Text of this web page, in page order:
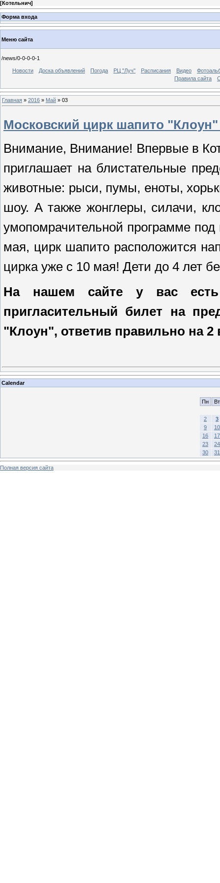
[Котельнич]
Форма входа
Меню сайта
/news/0-0-0-0-1
Новости Доска объявлений Погода РЦ "Луч" Расписания Видео
Правила сайта
Главная » 2016 » Май » 03
Московский цирк шапито
Внимание, Внимание! Впервые в
приглашает на блистательные
животные: рыси, пумы, еноты,
шоу. А также жонглеры, силачи,
умопомрачительной программе
мая, цирк шапито расположится
цирка уже с 10 мая! Дети до 4 лет
На нашем сайте у вас есть
пригласительный билет на
"Клоун", ответив правильно на
Calendar
Пн Вт
2
3
9
10
16
17
23
24
30
31
Полная версия сайта